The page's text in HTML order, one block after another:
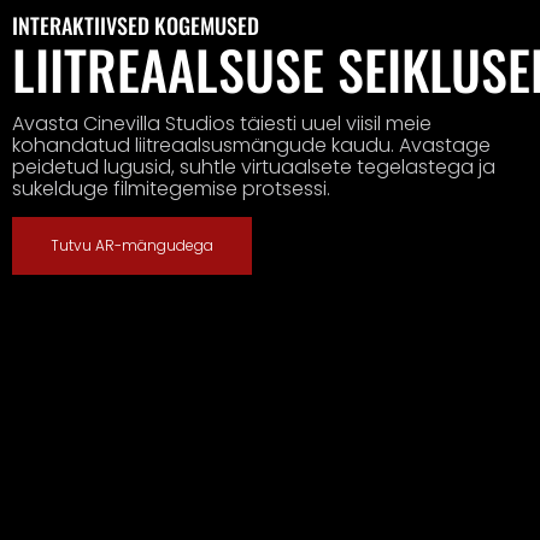
INTERAKTIIVSED KOGEMUSED
LIITREAALSUSE
Avasta Cinevilla Studios täiesti uuel viisil meie
kohandatud liitreaalsusmängude kaudu. Avastage
peidetud lugusid, suhtle virtuaalsete tegelastega ja
sukelduge filmitegemise protsessi.
Tutvu AR-mängudega